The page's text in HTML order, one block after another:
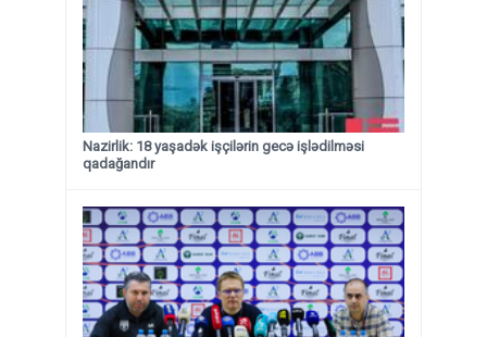
Nazirlik: 18 yaşadək işçilərin gecə işlədilməsi
qadağandır